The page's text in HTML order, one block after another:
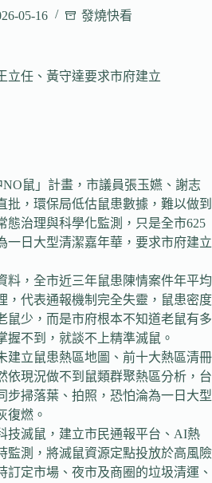
05-16 發燒快看
立任、黃守達要求市府建立
鼠」計畫，市議員張玉嬿、謝志
批，環保局低估鼠患數據，難以做到
態治理與科學化監測，只是全市625
一日大型清潔嘉年華，要求市府建立
料，全市近三年鼠患陳情案件年平均
，代表通報機制完全失靈，鼠患密度
鼠少，而是市府根本不知道老鼠有多
握不到，就談不上精準滅鼠。
建立鼠患熱區地圖、前十大熱區清冊
依現況做不到鼠類群聚熱區分析，台
步掃落葉、拍照，恐怕淪為一日大型
復燃。
技滅鼠，建立市民通報平台、AI熱
監測，將滅鼠資源定點投放於高風險
訂定市場、夜市及商圈的垃圾清運、